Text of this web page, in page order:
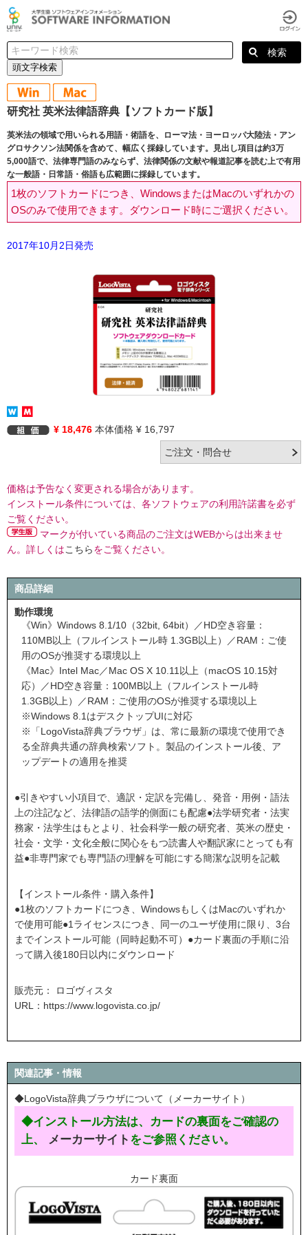
頭文字検索
研究社 英米法律語辞典【ソフトカード版】
英米法の領域で用いられる用語・術語を、ローマ法・ヨーロッパ大陸法・アン
グロサクソン法関係を含めて、幅広く採録しています。見出し項目は約3万
5,000語で、法律専門語のみならず、法律関係の文献や報道記事を読む上で有用
な一般語・日常語・俗語も広範囲に採録しています。
1枚のソフトカードにつき、WindowsまたはMacのいずれかの
OSのみで使用できます。ダウンロード時にご選択ください。
2017年10月2日発売
¥ 18,476 本体価格 ¥ 16,797
価格は予告なく変更される場合があります。
インストール条件については、各ソフトウェアの利用許諾書を必ず
ご覧ください。
マークが付いている商品のご注文はWEBからは出来ませ
ん。詳しくはこちらをご覧ください。
商品詳細
動作環境
《Win》Windows 8.1/10（32bit, 64bit）／HD空き容量：
110MB以上（フルインストール時 1.3GB以上）／RAM：ご使
用のOSが推奨する環境以上
《Mac》Intel Mac／Mac OS X 10.11以上（macOS 10.15対
応）／HD空き容量：100MB以上（フルインストール時
1.3GB以上）／RAM：ご使用のOSが推奨する環境以上
※Windows 8.1はデスクトップUIに対応
※「LogoVista辞典ブラウザ」は、常に最新の環境で使用でき
る全辞典共通の辞典検索ソフト。製品のインストール後、ア
ップデートの適用を推奨
●引きやすい小項目で、適訳・定訳を完備し、発音・用例・語法
上の注記など、法律語の語学的側面にも配慮●法学研究者・法実
務家・法学生はもとより、社会科学一般の研究者、英米の歴史・
社会・文学・文化全般に関心をもつ読書人や翻訳家にとっても有
益●非専門家でも専門語の理解を可能にする簡潔な説明を記載
【インストール条件・購入条件】
●1枚のソフトカードにつき、WindowsもしくはMacのいずれか
で使用可能●1ライセンスにつき、同一のユーザ使用に限り、3台
までインストール可能（同時起動不可）●カード裏面の手順に沿
って購入後180日以内にダウンロード
販売元： ロゴヴィスタ
URL： https://www.logovista.co.jp/
関連記事・情報
◆LogoVista辞典ブラウザについて（メーカーサイト）
◆インストール方法は、カードの裏面をご確認の
上、 メーカーサイト をご参照ください。
カード裏面